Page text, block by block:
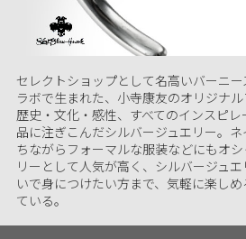
セレクトショップとして名高いバーニ
ラボで生まれた、小寺康友のオリジナ
歴史・文化・感性、すべてのインスピ
品に注ぎこんだシルバージュエリー。
ちながらフォーマルな服装などにもオ
リーとして人気が高く、シルバージュ
いで身につけたい方まで、気軽に楽し
ている。